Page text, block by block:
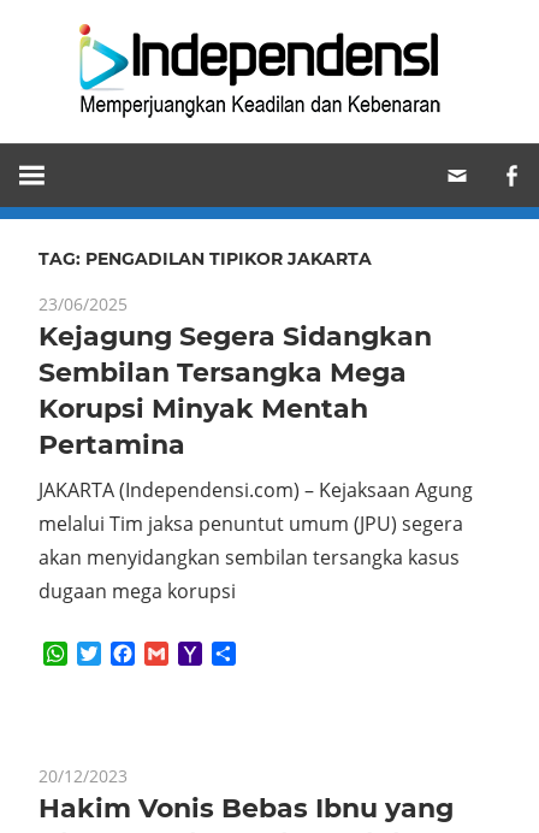
Memperjuangkan
Keadilan
dan
Kebenaran
TAG: PENGADILAN TIPIKOR JAKARTA
23/06/2025
Kejagung Segera Sidangkan
Sembilan Tersangka Mega
Korupsi Minyak Mentah
Pertamina
JAKARTA (Independensi.com) – Kejaksaan Agung
melalui Tim jaksa penuntut umum (JPU) segera
akan menyidangkan sembilan tersangka kasus
dugaan mega korupsi
WhatsApp
TwitterFacebook
GmailYahoo
20/12/2023
Hakim Vonis Bebas Ibnu yang